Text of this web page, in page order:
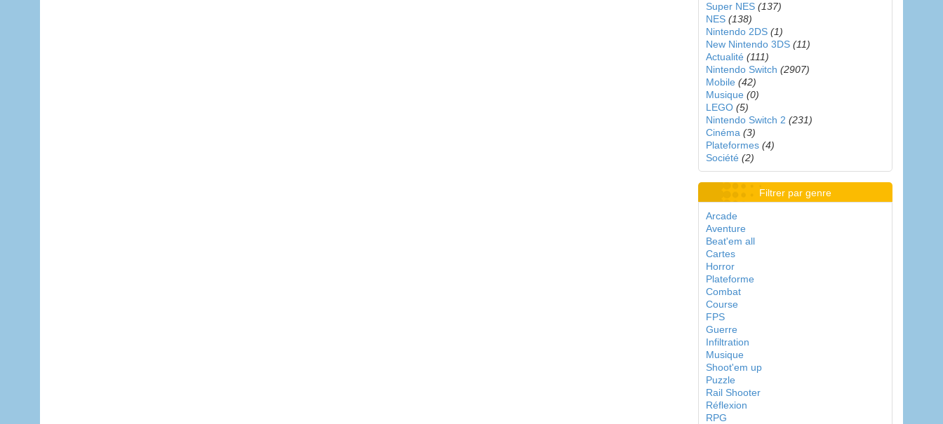
Super NES (137)
NES (138)
Nintendo 2DS (1)
New Nintendo 3DS (11)
Actualité (111)
Nintendo Switch (2907)
Mobile (42)
Musique (0)
LEGO (5)
Nintendo Switch 2 (231)
Cinéma (3)
Plateformes (4)
Société (2)
Filtrer par genre
Arcade
Aventure
Beat'em all
Cartes
Horror
Plateforme
Combat
Course
FPS
Guerre
Infiltration
Musique
Shoot'em up
Puzzle
Rail Shooter
Réflexion
RPG